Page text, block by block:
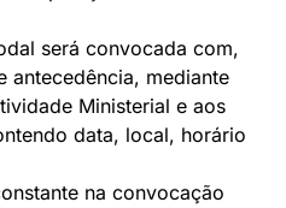
será convocada com,
antecedência, mediante
Ministerial e aos
data, local, horário
na convocação